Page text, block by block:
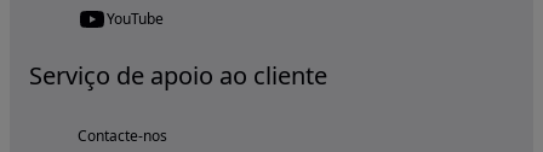
YouTube
Serviço de apoio ao cliente
Contacte-nos